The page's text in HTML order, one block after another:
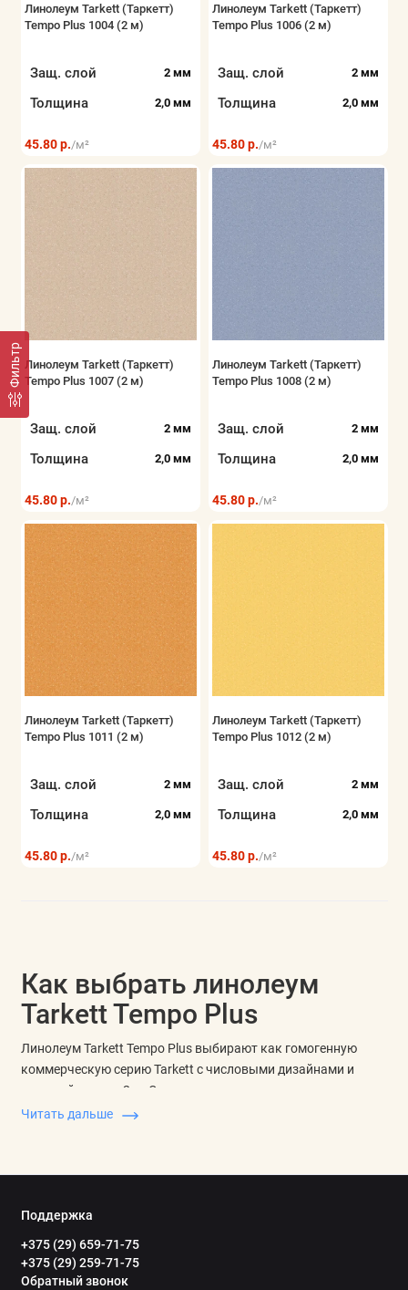
Фильтр
Линолеум Tarkett (Таркетт)
Tempo Plus 1004 (2 м)
Защ. слой 2 мм
Толщина 2,0 мм
45.80 р./м²
Линолеум Tarkett (Таркетт)
Tempo Plus 1006 (2 м)
Защ. слой 2 мм
Толщина 2,0 мм
45.80 р./м²
Линолеум Tarkett (Таркетт)
Tempo Plus 1007 (2 м)
Защ. слой 2 мм
Толщина 2,0 мм
45.80 р./м²
Линолеум Tarkett (Таркетт)
Tempo Plus 1008 (2 м)
Защ. слой 2 мм
Толщина 2,0 мм
45.80 р./м²
Линолеум Tarkett (Таркетт)
Tempo Plus 1011 (2 м)
Защ. слой 2 мм
Толщина 2,0 мм
45.80 р./м²
Линолеум Tarkett (Таркетт)
Tempo Plus 1012 (2 м)
Защ. слой 2 мм
Толщина 2,0 мм
45.80 р./м²
Как выбрать линолеум
Tarkett Tempo Plus
Линолеум Tarkett Tempo Plus выбирают как гомогенную
коммерческую серию Tarkett с числовыми дизайнами и
шириной рулона 2 м. Сначала определите оттенок покрытия,
затем сравните структуру материала, толщину, требования к
различаются цветом и плотностью абстрактной фактуры,
коммерческих вариантов.
Читать дальше
Поддержка
+375 (29) 659-71-75
+375 (29) 259-71-75
Обратный звонок